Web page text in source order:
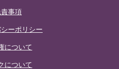
事項
ーポリシー
について
について